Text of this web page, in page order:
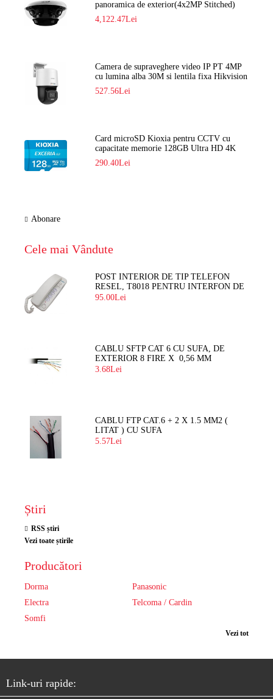
panoramica de exterior(4x2MP Stitched)
Navaio NGC-7482PR
4,122.47Lei
Camera de supraveghere video IP PT 4MP
cu lumina alba 30M si lentila fixa Hikvision
DS-2DE2C400SCG-E F1
527.56Lei
Card microSD Kioxia pentru CCTV cu
capacitate memorie 128GB Ultra HD 4K
LMEX2L128GG2
290.40Lei
Abonare
Cele mai Vândute
POST INTERIOR DE TIP TELEFON
RESEL, T8018 PENTRU INTERFON DE
BLOC
95.00Lei
CABLU SFTP CAT 6 CU SUFA, DE
EXTERIOR 8 FIRE X 0,56 MM
3.68Lei
CABLU FTP CAT.6 + 2 X 1.5 MM2 (
LITAT ) CU SUFA
5.57Lei
Știri
RSS știri
Vezi toate știrile
Producători
Dorma
Panasonic
Electra
Telcoma / Cardin
Somfi
Vezi tot
Link-uri rapide: